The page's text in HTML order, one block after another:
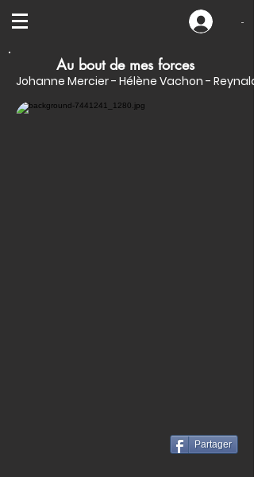
-
Au bout de mes forces
Johanne Mercier - Hélène Vachon -
Partager